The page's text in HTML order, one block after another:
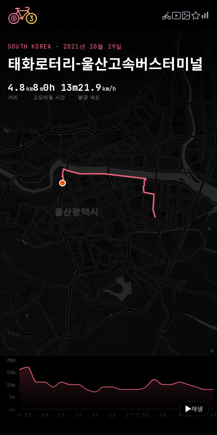
SOUTH KOREA · 2021년 10월 29일
태화로터리-울산고속버스터미널
4.8 km
거리
8 m
고도
0h 13m
이동 시간
21.9 km/h
평균 속도
재생
0 0.2 0.6 1.1 1.5 1.9 2.3 2.7 3 3.2 3.6 4 4.2 4.8
0m
5m
10m
15m
20m